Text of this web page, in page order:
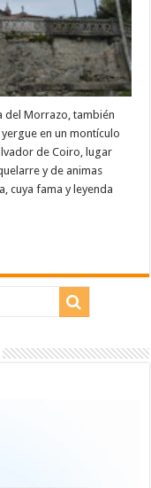
del Morrazo, también
en un montículo
de Coiro, lugar
y de animas
cuya fama y leyenda